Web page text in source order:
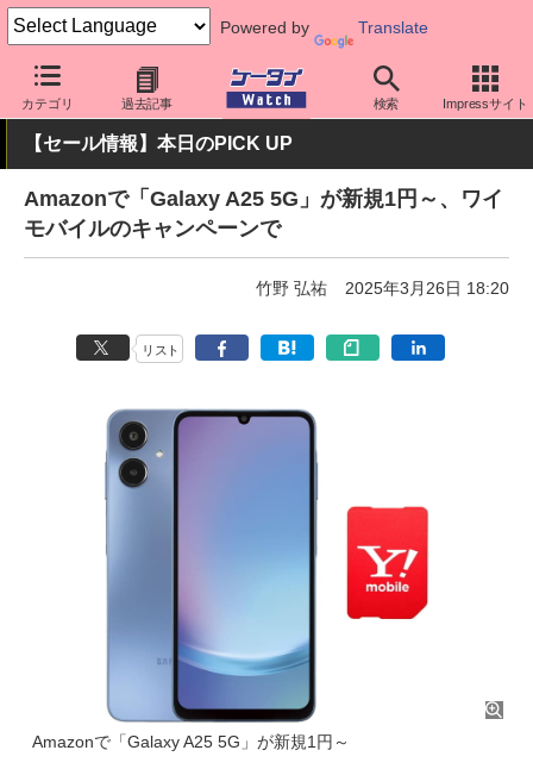
Powered by Translate
カテゴリ 過去記事 検索 Impressサイト
ケータイ Watch キャリア ワイモバイル スマホ・ケータイ
【セール情報】本日のPICK UP
Amazonで「Galaxy A25 5G」が新規1円～、ワイ
モバイルのキャンペーンで
竹野 弘祐 2025年3月26日 18:20
リスト
Amazonで「Galaxy A25 5G」が新規1円～